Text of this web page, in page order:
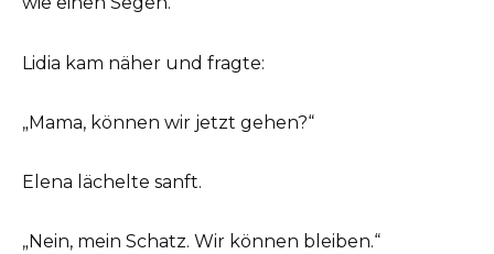
Lidia kam näher und fragte:
„Mama, können wir jetzt gehen?“
Elena lächelte sanft.
„Nein, mein Schatz. Wir können bleiben.“